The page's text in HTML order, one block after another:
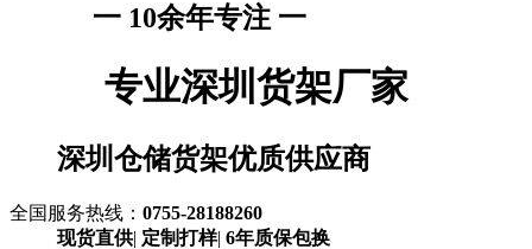
一 10余年专注 一
专业深圳货架厂家
深圳仓储货架优质供应商
全国服务热线： 0755-28188260
现货直供| 定制打样| 6年质保包换